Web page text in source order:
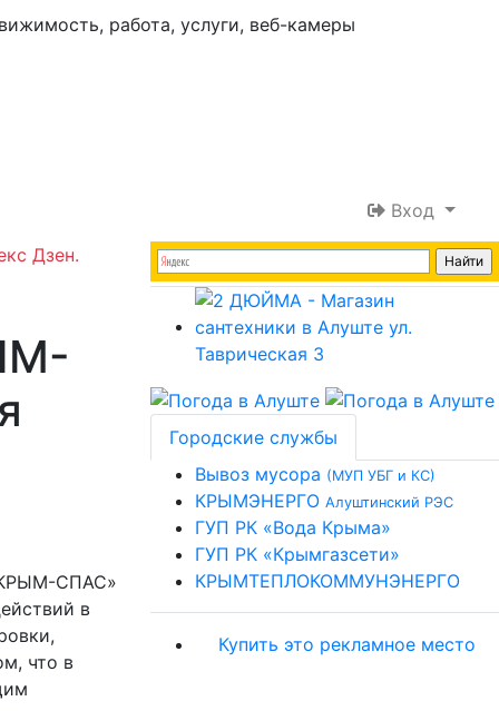
Вход
Дзен.
СПАС»
в
что в
Городские службы
Вывоз мусора (МУП УБГ и КС)
КРЫМЭНЕРГО Алуштинский РЭС
ГУП РК «Вода Крыма»
ГУП РК «Крымгазсети»
КРЫМТЕПЛОКОММУНЭНЕРГО
Купить это рекламное место